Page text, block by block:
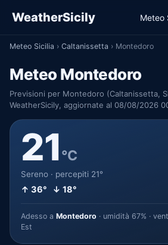
WeatherSicily Meteo
Meteo Sicilia › Caltanissetta › Montedoro
Meteo Montedoro
Previsioni per Montedoro (Caltanissetta,
WeatherSicily, aggiornate al 08/08/2026
21°C
Sereno · percepiti 21°
↑ 36° ↓ 18°
Adesso a Montedoro · umidità 67% ·
Est